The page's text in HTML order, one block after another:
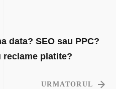
data? SEO sau PPC?
reclame platite?
URMATORUL